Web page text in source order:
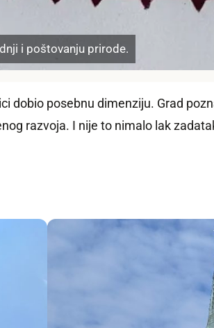
i poštovanju prirode.
dobio posebnu dimenziju. Grad
razvoja. I nije to nimalo lak